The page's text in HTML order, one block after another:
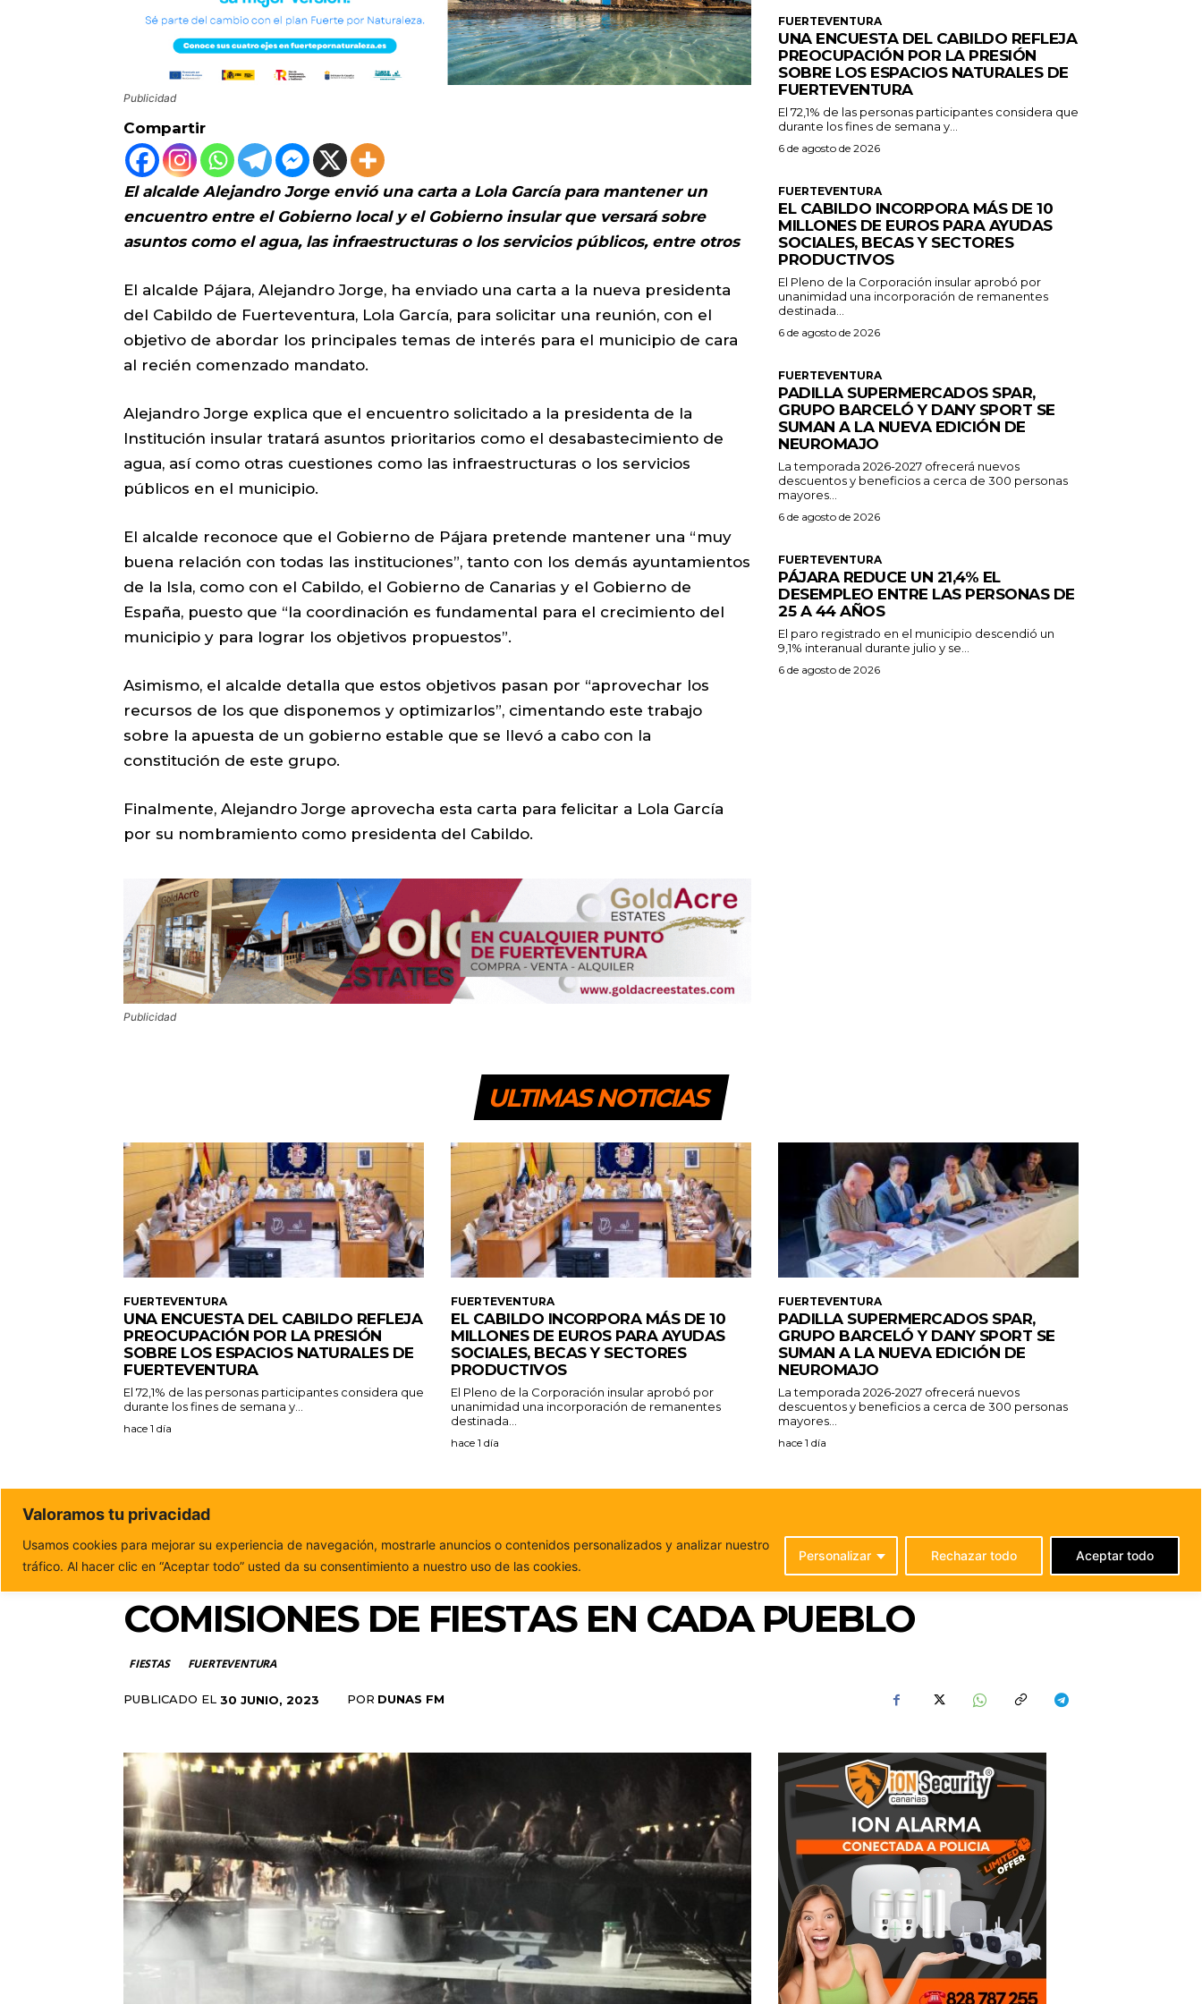
Publicidad
Compartir
El alcalde Alejandro Jorge envió una carta a Lola García para mantener un
encuentro entre el Gobierno local y el Gobierno insular que versará sobre
asuntos como el agua, las infraestructuras o los servicios públicos, entre otros
El alcalde Pájara, Alejandro Jorge, ha enviado una carta a la nueva presidenta
del Cabildo de Fuerteventura, Lola García, para solicitar una reunión, con el
objetivo de abordar los principales temas de interés para el municipio de cara
al recién comenzado mandato.
Alejandro Jorge explica que el encuentro solicitado a la presidenta de la
Institución insular tratará asuntos prioritarios como el desabastecimiento de
agua, así como otras cuestiones como las infraestructuras o los servicios
públicos en el municipio.
El alcalde reconoce que el Gobierno de Pájara pretende mantener una “muy
buena relación con todas las instituciones”, tanto con los demás ayuntamientos
de la Isla, como con el Cabildo, el Gobierno de Canarias y el Gobierno de
España, puesto que “la coordinación es fundamental para el crecimiento del
municipio y para lograr los objetivos propuestos”.
Asimismo, el alcalde detalla que estos objetivos pasan por “aprovechar los
recursos de los que disponemos y optimizarlos”, cimentando este trabajo
sobre la apuesta de un gobierno estable que se llevó a cabo con la
constitución de este grupo.
Finalmente, Alejandro Jorge aprovecha esta carta para felicitar a Lola García
por su nombramiento como presidenta del Cabildo.
Publicidad
FUERTEVENTURA
UNA ENCUESTA DEL CABILDO REFLEJA
PREOCUPACIÓN POR LA PRESIÓN
SOBRE LOS ESPACIOS NATURALES DE
FUERTEVENTURA
El 72,1% de las personas participantes considera que
durante los fines de semana y...
6 de agosto de 2026
FUERTEVENTURA
EL CABILDO INCORPORA MÁS DE 10
MILLONES DE EUROS PARA AYUDAS
SOCIALES, BECAS Y SECTORES
PRODUCTIVOS
El Pleno de la Corporación insular aprobó por
unanimidad una incorporación de remanentes
destinada...
6 de agosto de 2026
FUERTEVENTURA
PADILLA SUPERMERCADOS SPAR,
GRUPO BARCELÓ Y DANY SPORT SE
SUMAN A LA NUEVA EDICIÓN DE
NEUROMAJO
La temporada 2026-2027 ofrecerá nuevos
descuentos y beneficios a cerca de 300 personas
mayores...
6 de agosto de 2026
FUERTEVENTURA
PÁJARA REDUCE UN 21,4% EL
DESEMPLEO ENTRE LAS PERSONAS DE
25 A 44 AÑOS
El paro registrado en el municipio descendió un
9,1% interanual durante julio y se...
6 de agosto de 2026
ULTIMAS NOTICIAS
FUERTEVENTURA
UNA ENCUESTA DEL CABILDO REFLEJA
PREOCUPACIÓN POR LA PRESIÓN
SOBRE LOS ESPACIOS NATURALES DE
FUERTEVENTURA
El 72,1% de las personas participantes considera que
durante los fines de semana y...
hace 1 día
FUERTEVENTURA
EL CABILDO INCORPORA MÁS DE 10
MILLONES DE EUROS PARA AYUDAS
SOCIALES, BECAS Y SECTORES
PRODUCTIVOS
El Pleno de la Corporación insular aprobó por
unanimidad una incorporación de remanentes
destinada...
hace 1 día
FUERTEVENTURA
PADILLA SUPERMERCADOS SPAR,
GRUPO BARCELÓ Y DANY SPORT SE
SUMAN A LA NUEVA EDICIÓN DE
NEUROMAJO
La temporada 2026-2027 ofrecerá nuevos
descuentos y beneficios a cerca de 300 personas
mayores...
hace 1 día